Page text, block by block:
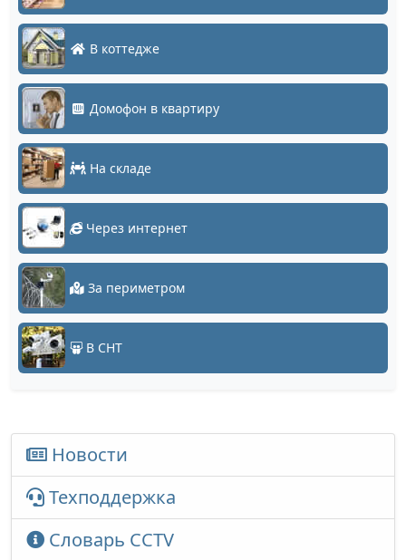
В коттедже
Домофон в квартиру
На складе
Через интернет
За периметром
В СНТ
Новости
Техподдержка
Словарь CCTV